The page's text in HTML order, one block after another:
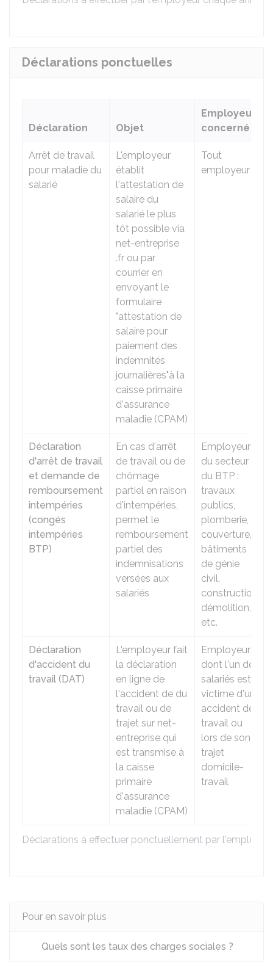
Déclarations ponctuelles
Déclarations à effectuer ponctuellement par
Déclaration Objet
Employeur
concerné
Arrêt de travail
pour maladie du
salarié
L'employeur
établit
l'attestation de
salaire du
salarié le plus
tôt possible via
net-entreprise
.fr ou par
courrier en
envoyant le
formulaire
"attestation de
salaire pour
paiement des
indemnités
journalières"à la
caisse primaire
d'assurance
maladie (CPAM)
Tout
employeur
Déclaration
d'arrêt de travail
et demande de
remboursement
intempéries
(congés
intempéries
BTP)
En cas d'arrêt
de travail ou de
chômage
partiel en raison
d'intempéries,
permet le
remboursement
partiel des
indemnisations
versées aux
salariés
Employeur
du secteur
du BTP :
travaux
publics,
plomberie,
couverture,
bâtiments
de génie
civil,
construction,
démolition,
etc.
Déclaration
d'accident du
travail (DAT)
L'employeur fait
la déclaration
en ligne de
l'accident de du
travail ou de
trajet sur net-
entreprise qui
est transmise à
la caisse
primaire
d'assurance
maladie (CPAM)
Employeur
dont l'un des
salariés est
victime d'un
accident de
travail ou
lors de son
trajet
domicile-
travail
Pour en savoir plus
Quels sont les taux des charges sociales ?